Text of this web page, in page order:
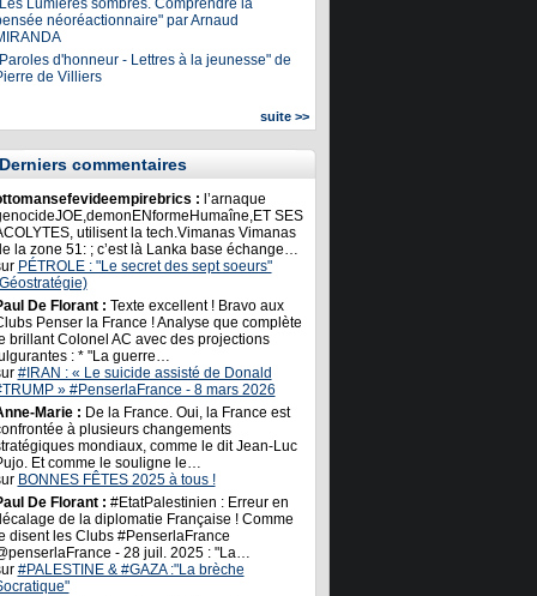
Lumières sombres. Comprendre la
néoréactionnaire" par Arnaud
d'honneur - Lettres à la jeunesse" de
de Villiers
suite >>
Derniers commentaires
: l’arnaque
SES
utilisent la tech.Vimanas Vimanas
la zone 51: ; c’est là Lanka base échange…
PÉTROLE : "Le secret des sept soeurs"
De Florant : Texte excellent ! Bravo aux
Penser la France ! Analyse que complète
brillant Colonel AC avec des projections
: * "La guerre…
#IRAN : « Le suicide assisté de Donald
» #PenserlaFrance - 8 mars 2026
Marie : De la France. Oui, la France est
à plusieurs changements
mondiaux, comme le dit Jean-Luc
Et comme le souligne le…
BONNES FÊTES 2025 à tous !
De Florant : #EtatPalestinien : Erreur en
de la diplomatie Française ! Comme
disent les Clubs #PenserlaFrance
- 28 juil. 2025 : "La…
#PALESTINE & #GAZA :"La brèche